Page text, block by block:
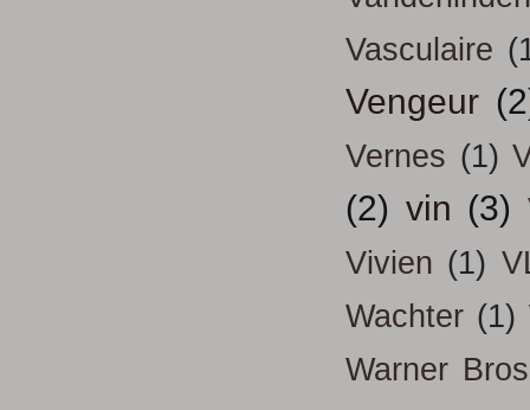
Vasculaire
Vengeur
Vernes (1)
(2) vin (3)
Vivien (1)
Wachter (1)
Warner Bros